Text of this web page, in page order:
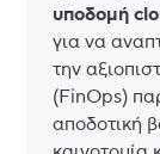
υποδομή
για να
την
(FinOps)
αποδοτική